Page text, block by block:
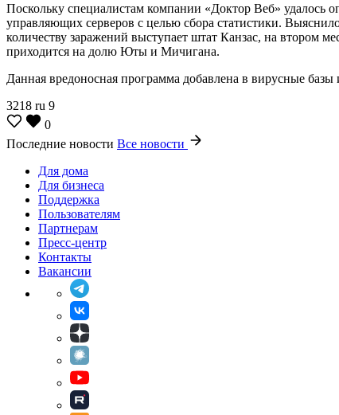
Поскольку специалистам компании «Доктор Веб» удалось
управляющих серверов с целью сбора статистики.
количеству заражений выступает штат Канзас, на втором
приходится на долю Юты и Мичигана.
Данная вредоносная программа добавлена в вирусные базы
3218 ru 9
0
Последние новости Все новости
Для дома
Для бизнеса
Поддержка
Пользователям
Партнерам
Пресс-центр
Контакты
Вакансии